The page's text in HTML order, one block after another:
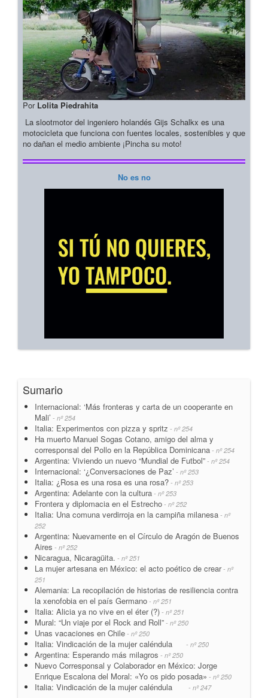
Por Lolita Piedrahita
La slootmotor del ingeniero holandés Gijs Schalkx es una
motocicleta que funciona con fuentes locales, sostenibles y que
no dañan el medio ambiente ¡Pincha su moto!
No es no
Sumario
Internacional: ‘Más fronteras y carta de un cooperante en
Mali’ - nº 254
Italia: Experimentos con pizza y spritz - nº 254
Ha muerto Manuel Sogas Cotano, amigo del alma y
corresponsal del Pollo en la República Dominicana - nº 254
Argentina: Viviendo un nuevo “Mundial de Futbol” - nº 254
Internacional: ‘¿Conversaciones de Paz’ - nº 253
Italia: ¿Rosa es una rosa es una rosa? - nº 253
Argentina: Adelante con la cultura - nº 253
Frontera y diplomacia en el Estrecho - nº 252
Italia: Una comuna verdirroja en la campiña milanesa - nº
252
Argentina: Nuevamente en el Círculo de Aragón de Buenos
Aires - nº 252
Nicaragua, Nicaragüita. - nº 251
La mujer artesana en México: el acto poético de crear- nº
251
Alemania: La recopilación de historias de resiliencia contra
la xenofobia en el país Germano - nº 251
Italia: Alicia ya no vive en el éter (?) - nº 251
Mural: “Un viaje por el Rock and Roll” - nº 250
Unas vacaciones en Chile - nº 250
Italia: Vindicación de la mujer caléndula - nº 250
Argentina: Esperando más milagros - nº 250
Nuevo Corresponsal y Colaborador en México: Jorge
Enrique Escalona del Moral: «Yo os pido posada» - nº 250
Italia: Vindicación de la mujer caléndula - nº 247